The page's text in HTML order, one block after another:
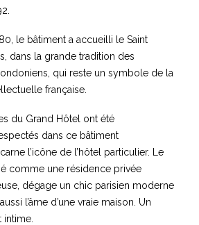
le bâtiment a accueilli le Saint
dans la grande tradition des
qui reste un symbole de la
française.
du Grand Hôtel ont été
dans ce bâtiment
l’icône de l’hôtel particulier. Le
comme une résidence privée
dégage un chic parisien moderne
l’âme d’une vraie maison. Un